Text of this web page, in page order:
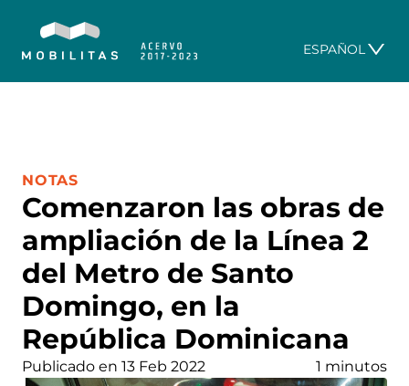
ESPAÑOL
Comenzaron las obras de
ampliación de la Línea 2
del Metro de Santo
Domingo, en la
República Dominicana
CATEGORÍA:
NOTAS
Publicado en 13 Feb 2022 1 minutos